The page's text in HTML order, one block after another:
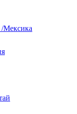
Мексика